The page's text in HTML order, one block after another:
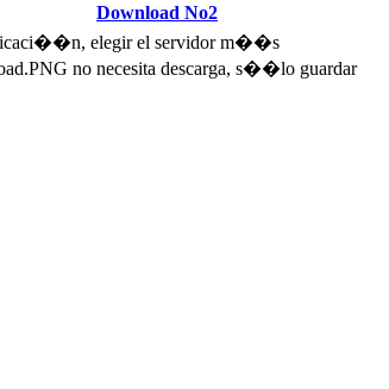
Download No2
elegir el servidor m��s
no necesita descarga, s��lo guardar